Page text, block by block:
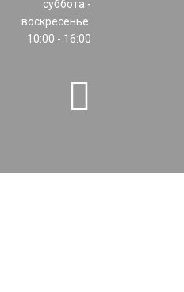
суббота -
воскресенье:
10:00 - 16:00